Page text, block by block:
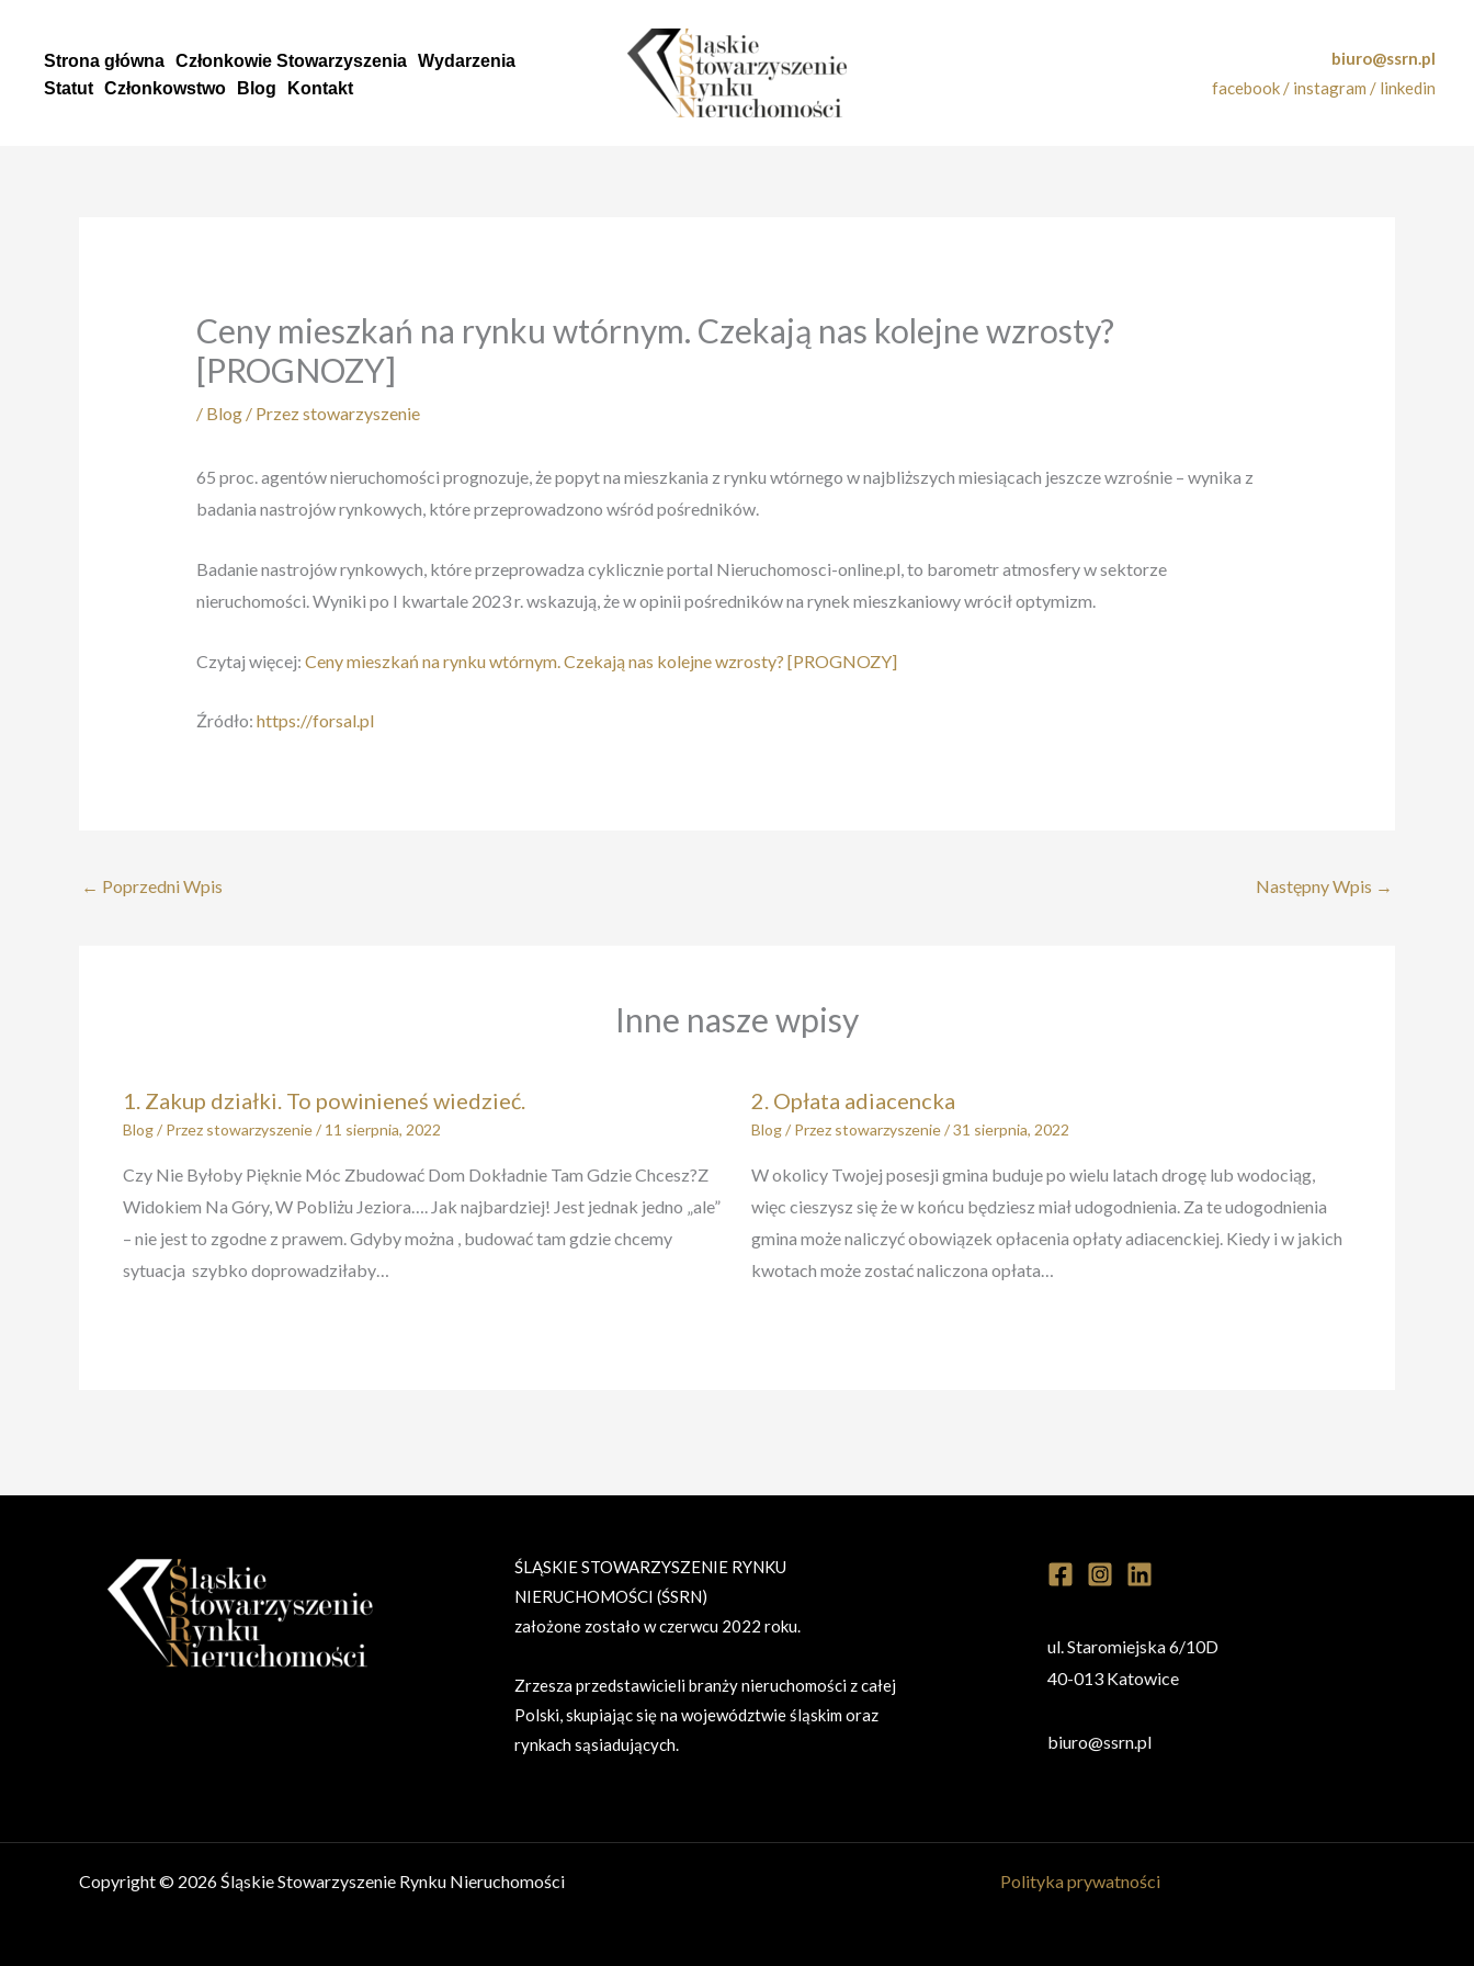
Strona główna Członkowie Stowarzyszenia Wydarzenia
Statut Członkowstwo Blog Kontakt
biuro@ssrn.pl
facebook / instagram / linkedin
Ceny mieszkań na rynku wtórnym. Czekają nas kolejne wzrosty?
[PROGNOZY]
/ Blog/ Przezstowarzyszenie
65 proc. agentów nieruchomości prognozuje, że popyt na mieszkania z rynku wtórnego w najbliższych miesiącach jeszcze wzrośnie – wynika z
badania nastrojów rynkowych, które przeprowadzono wśród pośredników.
Badanie nastrojów rynkowych, które przeprowadza cyklicznie portal Nieruchomosci-online.pl, to barometr atmosfery w sektorze
nieruchomości. Wyniki po I kwartale 2023 r. wskazują, że w opinii pośredników na rynek mieszkaniowy wrócił optymizm.
Czytaj więcej: Ceny mieszkań na rynku wtórnym. Czekają nas kolejne wzrosty? [PROGNOZY]
Źródło: https://forsal.pl
← Poprzedni Wpis Następny Wpis →
Inne nasze wpisy
1. Zakup działki. To powinieneś wiedzieć.
Blog/ Przez stowarzyszenie/ 11 sierpnia, 2022
Czy Nie Byłoby Pięknie Móc Zbudować Dom Dokładnie Tam Gdzie Chcesz?Z
Widokiem Na Góry, W Pobliżu Jeziora…. Jak najbardziej! Jest jednak jedno „ale”
– nie jest to zgodne z prawem. Gdyby można , budować tam gdzie chcemy
sytuacja szybko doprowadziłaby…
2. Opłata adiacencka
Blog/ Przez stowarzyszenie/31 sierpnia, 2022
W okolicy Twojej posesji gmina buduje po wielu latach drogę lub wodociąg,
więc cieszysz się że w końcu będziesz miał udogodnienia. Za te udogodnienia
gmina może naliczyć obowiązek opłacenia opłaty adiacenckiej. Kiedy i w jakich
kwotach może zostać naliczona opłata…
ŚLĄSKIE STOWARZYSZENIE RYNKU
NIERUCHOMOŚCI (ŚSRN)
założone zostało w czerwcu 2022 roku.
Zrzesza przedstawicieli branży nieruchomości z całej
Polski, skupiając się na województwie śląskim oraz
rynkach sąsiadujących.
ul. Staromiejska 6/10D
40-013 Katowice
biuro@ssrn.pl
Copyright © 2026 Śląskie Stowarzyszenie Rynku Nieruchomości Polityka prywatności